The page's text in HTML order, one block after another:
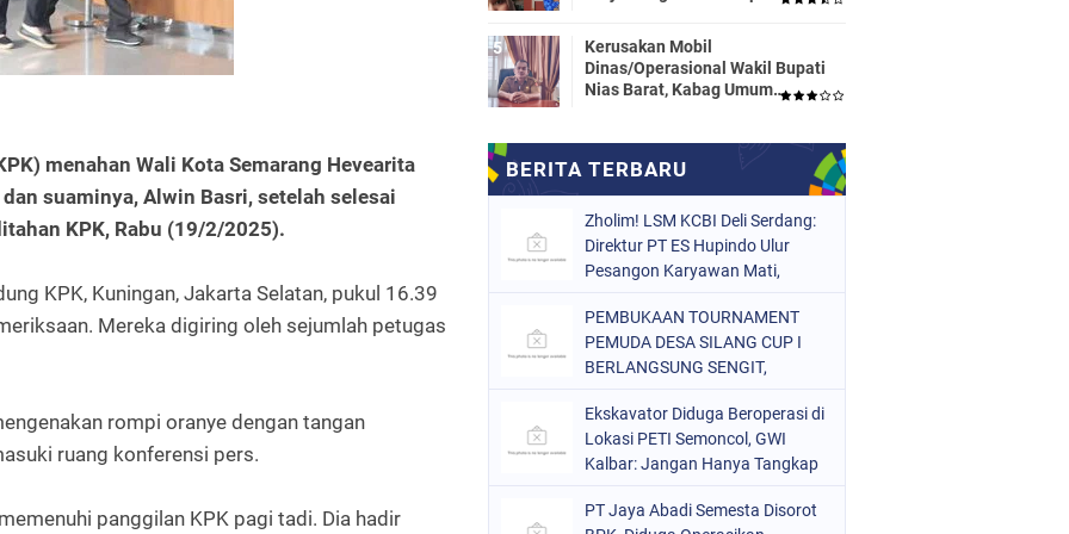
menahan Wali Kota Semarang Hevearita
suaminya, Alwin Basri, setelah selesai
KPK, Rabu (19/2/2025).
KPK, Kuningan, Jakarta Selatan, pukul 16.39
Mereka digiring oleh sejumlah petugas
rompi oranye dengan tangan
ruang konferensi pers.
panggilan KPK pagi tadi. Dia hadir
Segera Proses Sesuai Hukum
Kerusakan Mobil
Dinas/Operasional Wakil Bupati
Nias Barat, Kabag Umum
Zholim! LSM KCBI Deli Serdang:
Direktur PT ES Hupindo Ulur
Pesangon Karyawan Mati,
PEMBUKAAN TOURNAMENT
PEMUDA DESA SILANG CUP I
BERLANGSUNG SENGIT,
MERAH FC BERBAGI POIN
Ekskavator Diduga Beroperasi di
Lokasi PETI Semoncol, GWI
Kalbar: Jangan Hanya Tangkap
PT Jaya Abadi Semesta Disorot